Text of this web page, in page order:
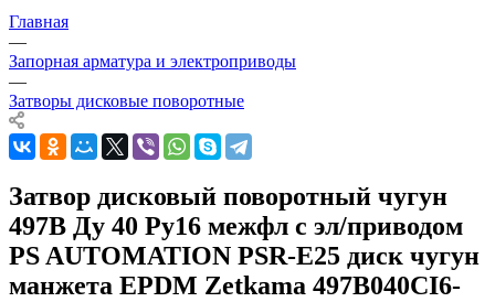
Главная
—
Запорная арматура и электроприводы
—
Затворы дисковые поворотные
Затвор дисковый поворотный чугун
497B Ду 40 Ру16 межфл с эл/приводом
PS AUTOMATION PSR-E25 диск чугун
манжета EPDM Zetkama 497B040CI6-